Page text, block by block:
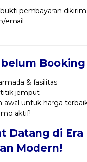
pembayaran dikirim
email
Booking
& fasilitas
titik jemput
awal untuk harga
aktif!
Datang di Era
Modern!